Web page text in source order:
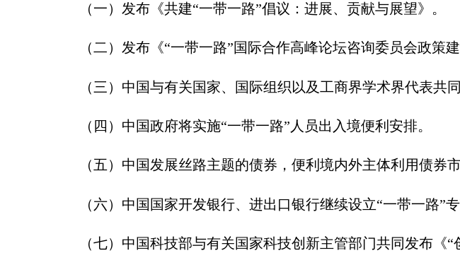
（一）发布《共建“一带一路”倡议：进展、贡献与展望》。
（二）发布《“一带一路”国际合作高峰论坛咨询委员会政策建
（三）中国与有关国家、国际组织以及工商界学术界代表共同
（四）中国政府将实施“一带一路”人员出入境便利安排。
（五）中国发展丝路主题的债券，便利境内外主体利用债券市
（六）中国国家开发银行、进出口银行继续设立“一带一路”专
（七）中国科技部与有关国家科技创新主管部门共同发布《“